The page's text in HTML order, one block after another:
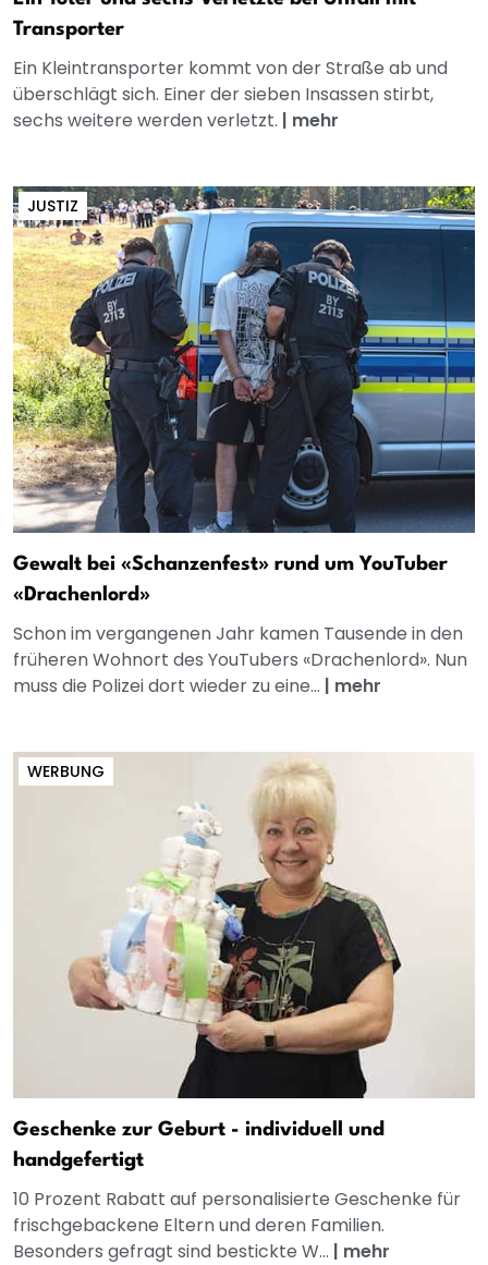
Transporter
Ein Kleintransporter kommt von der Straße ab und
überschlägt sich. Einer der sieben Insassen stirbt,
sechs weitere werden verletzt. | mehr
JUSTIZ
Gewalt bei «Schanzenfest» rund um YouTuber
«Drachenlord»
Schon im vergangenen Jahr kamen Tausende in den
früheren Wohnort des YouTubers «Drachenlord». Nun
muss die Polizei dort wieder zu eine... | mehr
WERBUNG
Geschenke zur Geburt - individuell und
handgefertigt
10 Prozent Rabatt auf personalisierte Geschenke für
frischgebackene Eltern und deren Familien.
Besonders gefragt sind bestickte W... | mehr